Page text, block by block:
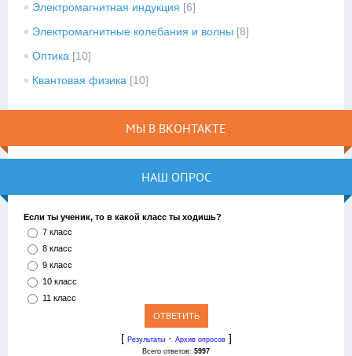
Электромагнитная индукция [6]
Электромагнитные колебания и волны [8]
Оптика [10]
Квантовая физика [10]
МЫ В ВКОНТАКТЕ
НАШ ОПРОС
Если ты ученик, то в какой класс ты ходишь?
7 класс
8 класс
9 класс
10 класс
11 класс
[ Результаты· Архив опросов]
Всего ответов: 5997